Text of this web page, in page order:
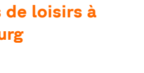
loisirs à